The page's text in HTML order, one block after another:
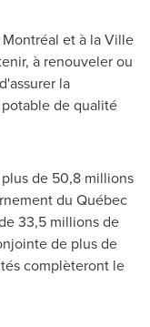
et à la Ville
à renouveler ou
la
de qualité
de 50,8 millions
du Québec
33,5 millions de
de plus de
complèteront le